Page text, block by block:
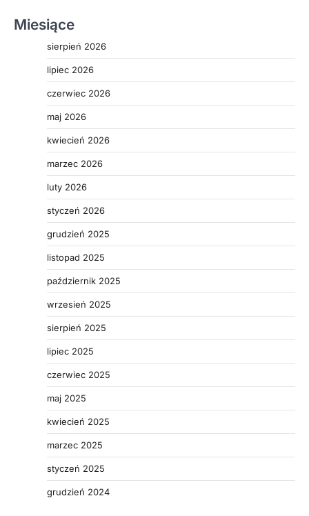
Miesiące
sierpień 2026
lipiec 2026
czerwiec 2026
maj 2026
kwiecień 2026
marzec 2026
luty 2026
styczeń 2026
grudzień 2025
listopad 2025
październik 2025
wrzesień 2025
sierpień 2025
lipiec 2025
czerwiec 2025
maj 2025
kwiecień 2025
marzec 2025
styczeń 2025
grudzień 2024